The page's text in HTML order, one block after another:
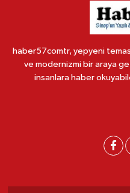
haber57comtr, yepyeni
ve modernizmi bir araya
insanlara haber